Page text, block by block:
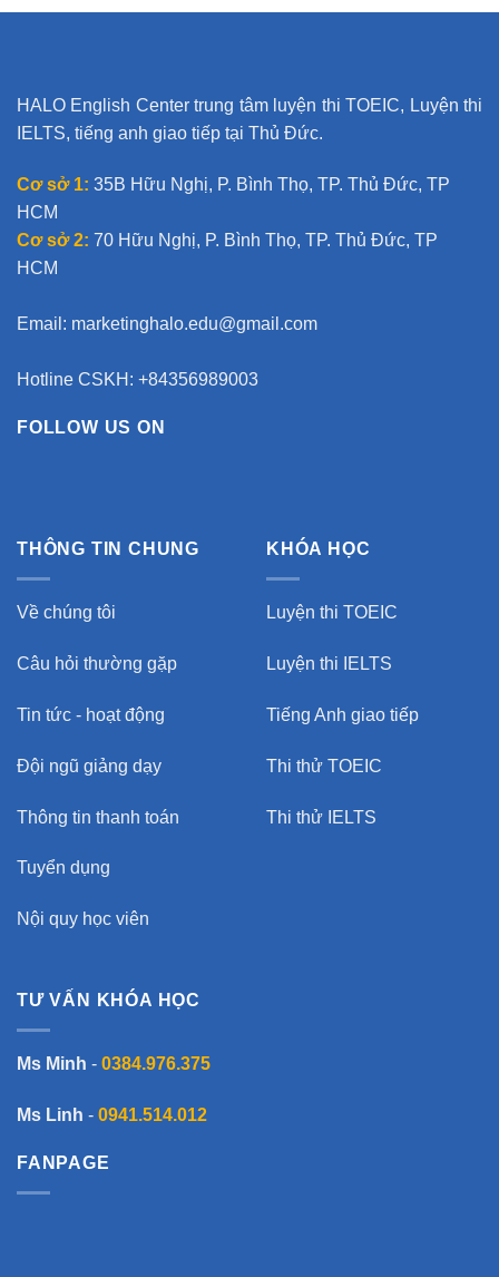
r
i
v
:
HALO English Center trung tâm luyện thi TOEIC, Luyện thi
IELTS, tiếng anh giao tiếp tại Thủ Đức.
Cơ sở 1: 35B Hữu Nghị, P. Bình Thọ, TP. Thủ Đức, TP
HCM
Cơ sở 2: 70 Hữu Nghị, P. Bình Thọ, TP. Thủ Đức, TP
HCM
Email: marketinghalo.edu@gmail.com
Hotline CSKH: +84356989003
FOLLOW US ON
THÔNG TIN CHUNG
Về chúng tôi
Câu hỏi thường gặp
Tin tức - hoạt động
Đội ngũ giảng dạy
Thông tin thanh toán
Tuyển dụng
Nội quy học viên
KHÓA HỌC
Luyện thi TOEIC
Luyện thi IELTS
Tiếng Anh giao tiếp
Thi thử TOEIC
Thi thử IELTS
TƯ VẤN KHÓA HỌC
Ms Minh - 0384.976.375
Ms Linh - 0941.514.012
FANPAGE